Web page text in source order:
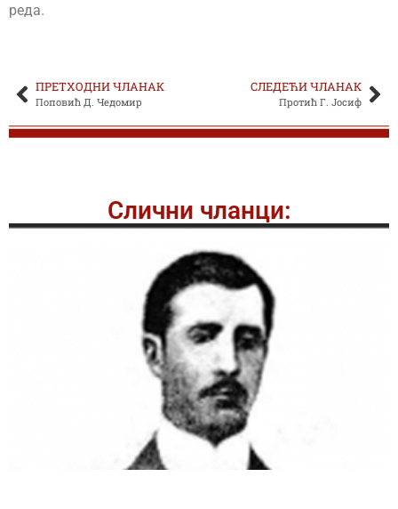
реда.
ПРЕТХОДНИ ЧЛАНАК
Поповић Д. Чедомир
СЛЕДЕЋИ ЧЛАНАК
Протић Г. Јосиф
Слични чланци: